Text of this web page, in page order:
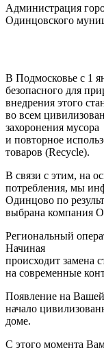
Администрация
Одинцовского
В Подмосковье с 1
безопасного для
внедрения этого
во всем
захоронения мусора
и повторное
товаров (Recycle).
В связи с этим, на
потребления, мы
Одинцово по
выбрана компания
Региональный
Начиная с 15
происходит замена
на современные
Появление на
начало
доме.
С этого момента